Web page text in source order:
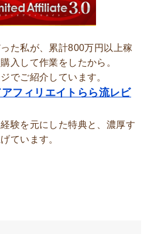
た私が、累計800万円以上稼
入して作業をしたから。
でご紹介しています。
フィリエイトらら流レビ
験を元にした特典と、濃厚す
ています。